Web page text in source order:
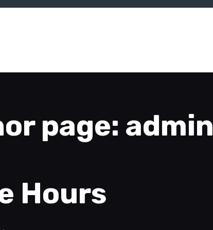
page: admin
Hours